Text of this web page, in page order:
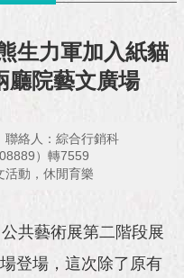
生力軍加入紙貓
廳院藝文廣場
聯絡人：綜合行銷科
）轉7559
活動，休閒育樂
共藝術展第二階段展
登場，這次除了原有